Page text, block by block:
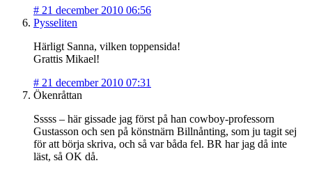
# 21 december 2010 06:56
Pysseliten
Härligt Sanna, vilken toppensida!
Grattis Mikael!
# 21 december 2010 07:31
Ökenråttan
Sssss – här gissade jag först på han cowboy-professorn
Gustasson och sen på könstnärn Billnånting, som ju tagit sej
för att börja skriva, och så var båda fel. BR har jag då inte
läst, så OK då.